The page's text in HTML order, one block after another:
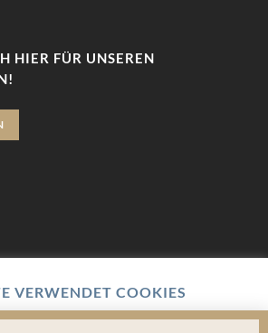
HIER FÜR UNSEREN
VERWENDET COOKIES
um Ihnen eine optimale